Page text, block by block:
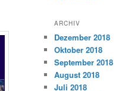
ARCHIV
Dezember 2018
Oktober 2018
September 2018
August 2018
Juli 2018